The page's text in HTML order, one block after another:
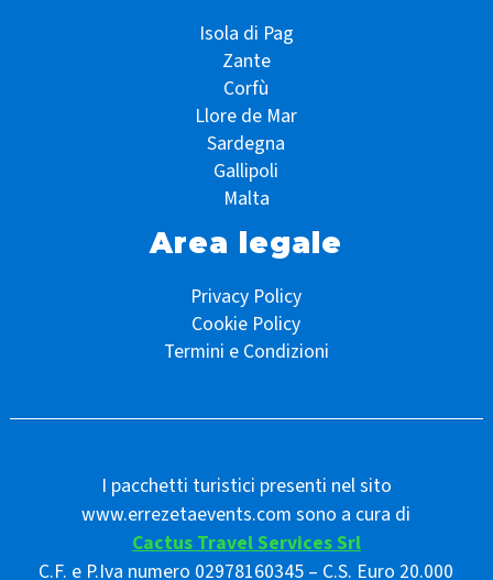
Isola di Pag
Zante
Corfù
Llore de Mar
Sardegna
Gallipoli
Malta
Area legale
Privacy Policy
Cookie Policy
Termini e Condizioni
I pacchetti turistici presenti nel sito
www.errezetaevents.com sono a cura di
Cactus Travel Services Srl
C.F. e P.Iva numero 02978160345 – C.S. Euro 20.000